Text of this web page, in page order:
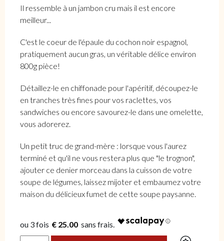
Il ressemble à un jambon cru mais il est encore
meilleur...
C'est le coeur de l'épaule du cochon noir espagnol,
pratiquement aucun gras, un véritable délice environ
800g pièce!
Détaillez-le en chiffonade pour l'apéritif, découpez-le
en tranches très fines pour vos raclettes, vos
sandwiches ou encore savourez-le dans une omelette,
vous adorerez.
Un petit truc de grand-mère : lorsque vous l'aurez
terminé et qu'il ne vous restera plus que "le trognon",
ajouter ce denier morceau dans la cuisson de votre
soupe de légumes, laissez mijoter et embaumez votre
maison du délicieux fumet de cette soupe paysanne.
€ 25.00